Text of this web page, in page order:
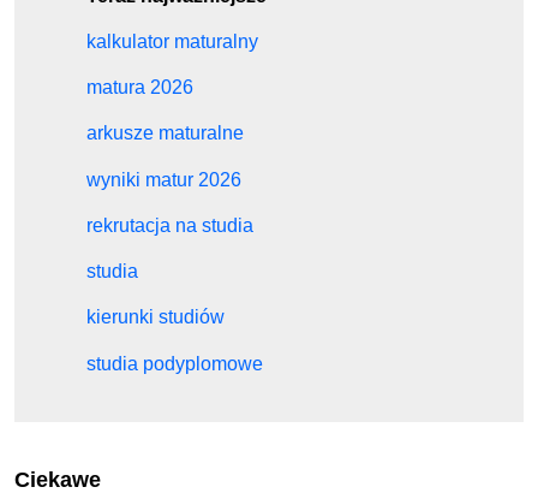
kalkulator maturalny
matura 2026
arkusze maturalne
wyniki matur 2026
rekrutacja na studia
studia
kierunki studiów
studia podyplomowe
Ciekawe